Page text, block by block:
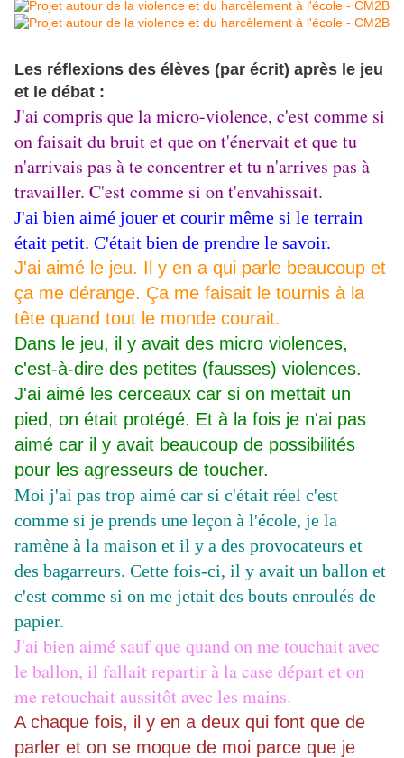
Les réflexions des élèves (par écrit) après le jeu
et le débat :
J'ai compris que la micro-violence, c'est comme si
on faisait du bruit et que on t'énervait et que tu
n'arrivais pas à te concentrer et tu n'arrives pas à
travailler. C'est comme si on t'envahissait.
J'ai bien aimé jouer et courir même si le terrain
était petit. C'était bien de prendre le savoir.
J'ai aimé le jeu. Il y en a qui parle beaucoup et
ça me dérange. Ça me faisait le tournis à la
tête quand tout le monde courait.
Dans le jeu, il y avait des micro violences,
c'est-à-dire des petites (fausses) violences.
J'ai aimé les cerceaux car si on mettait un
pied, on était protégé. Et à la fois je n'ai pas
aimé car il y avait beaucoup de possibilités
pour les agresseurs de toucher.
Moi j'ai pas trop aimé car si c'était réel c'est
comme si je prends une leçon à l'école, je la
ramène à la maison et il y a des provocateurs et
des bagarreurs. Cette fois-ci, il y avait un ballon et
c'est comme si on me jetait des bouts enroulés de
papier.
J'ai bien aimé sauf que quand on me touchait avec
le ballon, il fallait repartir à la case départ et on
me retouchait aussitôt avec les mains.
A chaque fois, il y en a deux qui font que de
parler et on se moque de moi parce que je